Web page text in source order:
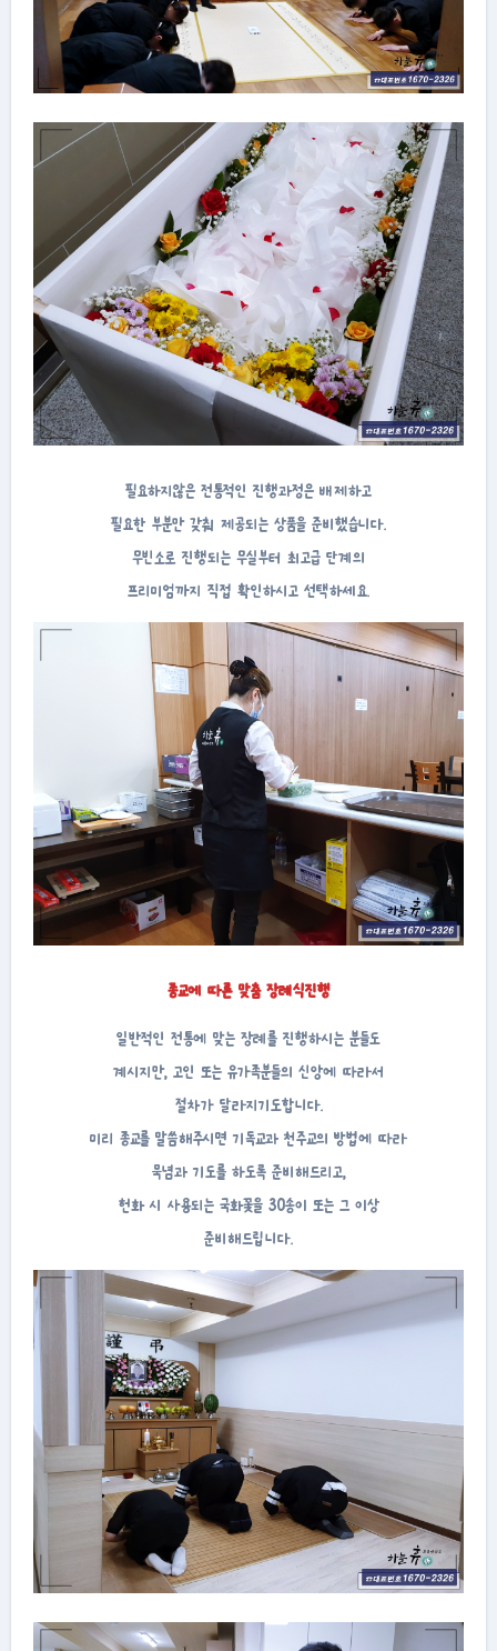
필요하지않은 전통적인 진행과정은 배제하고
필요한 부분만 갖춰 제공되는 상품을 준비했습니다.
무빈소로 진행되는 무실부터 최고급 단계의
프리미엄까지 직접 확인하시고 선택하세요.
종교에 따른 맞춤 장례식진행
일반적인 전통에 맞는 장례를 진행하시는 분들도
계시지만, 고인 또는 유가족분들의 신앙에 따라서
절차가 달라지기도합니다.
미리 종교를 말씀해주시면 기독교과 천주교의 방법에 따라
묵념과 기도를 하도록 준비해드리고,
헌화 시 사용되는 국화꽃을 30송이 또는 그 이상
준비해드립니다.